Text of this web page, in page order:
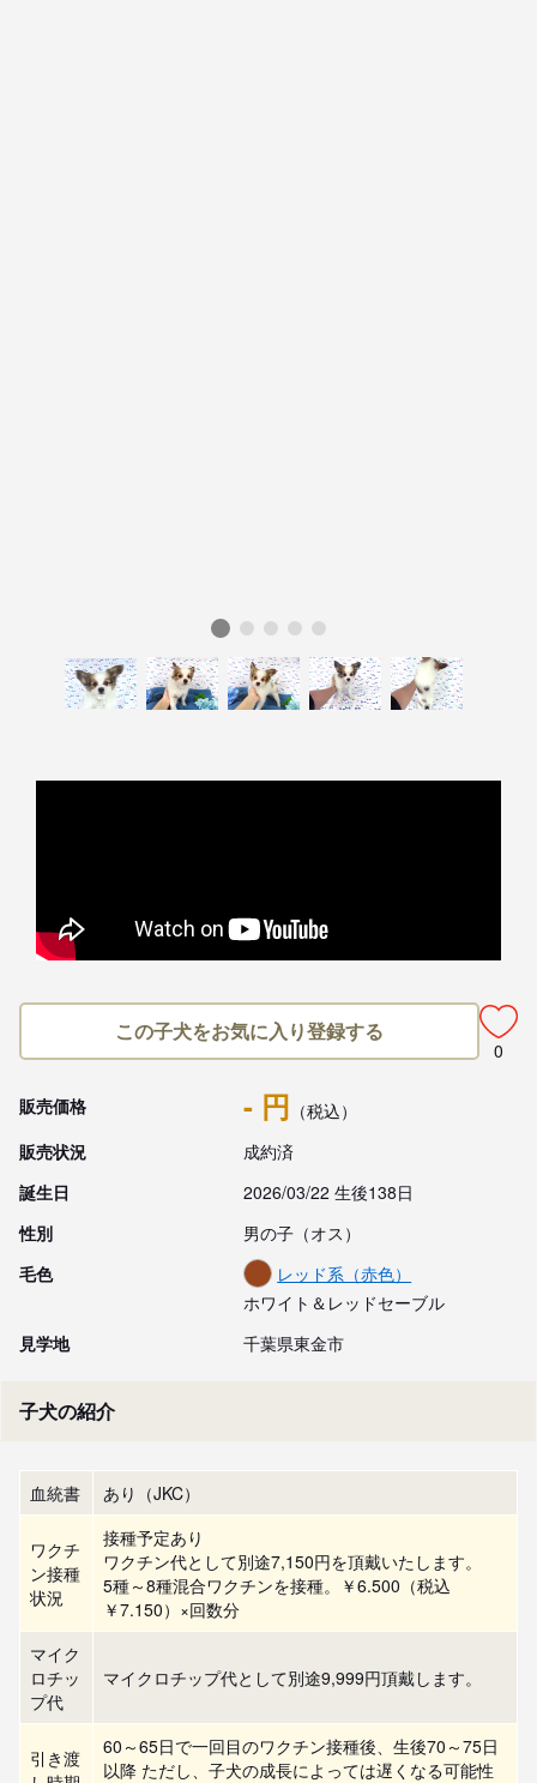
この子犬をお気に入り登録する
0
販売価格 - 円 （税込）
販売状況
成約済
誕生日
2026/03/22 生後138日
性別
男の子（オス）
毛色
レッド系（赤色）
ホワイト＆レッドセーブル
見学地
千葉県東金市
子犬の紹介
血統書 あり（JKC）
ワクチ
ン接種
状況
接種予定あり
ワクチン代として別途7,150円を頂戴いたします。
5種～8種混合ワクチンを接種。￥6.500（税込
￥7.150）×回数分
マイク
ロチッ
プ代
マイクロチップ代として別途9,999円頂戴します。
引き渡
60～65日で一回目のワクチン接種後、生後70～75日
以降 ただし、子犬の成長によっては遅くなる可能性